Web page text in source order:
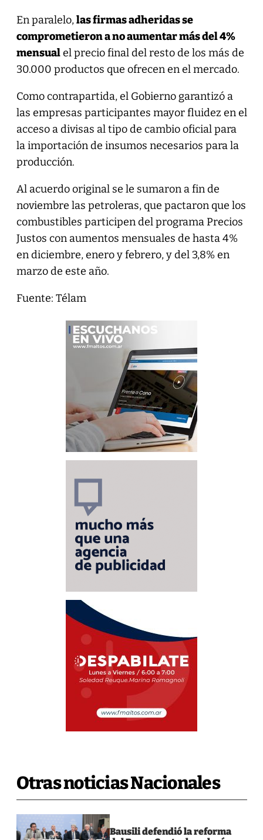
En paralelo,las firmas adheridas se
comprometieron a no aumentar más del 4%
mensualel precio final del resto de los más de
30.000 productos que ofrecen en el mercado.
Como contrapartida, el Gobierno garantizó a
las empresas participantes mayor fluidez en el
acceso a divisas al tipo de cambio oficial para
la importación de insumos necesarios para la
producción.
Al acuerdo original se le sumaron a fin de
noviembre las petroleras, que pactaron que los
combustibles participen del programa Precios
Justos con aumentos mensuales de hasta 4%
en diciembre, enero y febrero, y del 3,8% en
marzo de este año.
Fuente: Télam
Otras noticias Nacionales
Bausili defendió la reforma